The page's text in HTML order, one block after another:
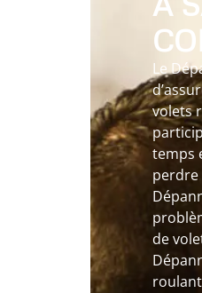
Le
volets
temps
perdre
de